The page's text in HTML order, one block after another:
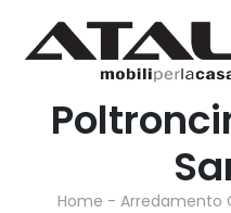
Home - Arredamento